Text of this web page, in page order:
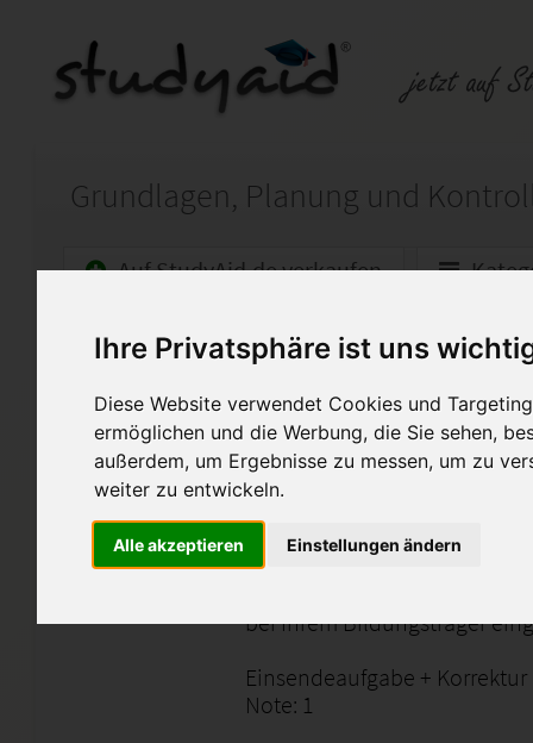
Ihre Privatsphäre ist uns
Diese Website verwendet Cookies und
ermöglichen und die Werbung, die Sie sehen,
außerdem, um Ergebnisse zu messen, um zu
weiter zu entwickeln.
Alle akzeptieren Einstellungen ändern
Auf StudyAid.de verkaufen
Startseite Wirtschaft
BLW01-XX1-A21
Einsendeaufgaben zum
Fernlehrgang:
Diese Einsendeaufgabe
bei Ihrem Bildungsträger
Einsendeaufgabe +
Note: 1